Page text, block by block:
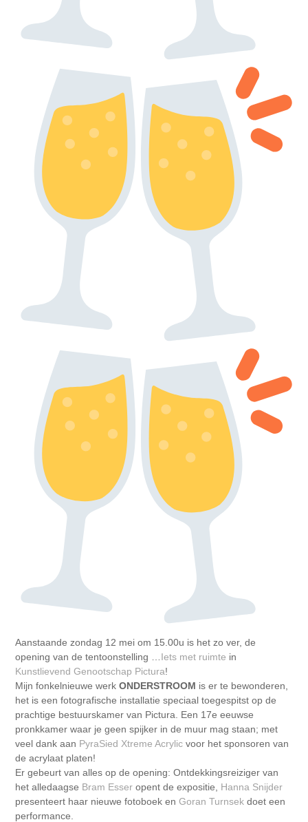
Aanstaande zondag 12 mei om 15.00u is het zo ver, de
opening van de tentoonstelling … Iets met ruimte in
Kunstlievend Genootschap Pictura!
Mijn fonkelnieuwe werk ONDERSTROOM is er te bewonderen,
het is een fotografische installatie speciaal toegespitst op de
prachtige bestuurskamer van Pictura. Een 17e eeuwse
pronkkamer waar je geen spijker in de muur mag staan; met
veel dank aan PyraSied Xtreme Acrylic voor het sponsoren van
de acrylaat platen!
Er gebeurt van alles op de opening: Ontdekkingsreiziger van
het alledaagse Bram Esser opent de expositie, Hanna Snijder
presenteert haar nieuwe fotoboek enGoran Turnsek doet een
performance.